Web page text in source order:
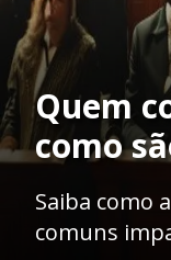
Quem
como
Saiba como
comuns